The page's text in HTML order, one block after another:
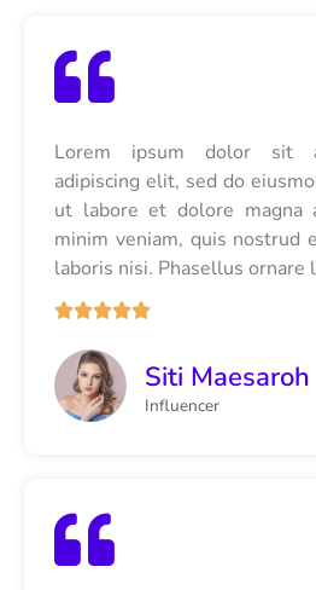
Lorem ipsum dolor sit
adipiscing elit, sed do
ut labore et dolore magna
minim veniam, quis nostrud
laboris nisi. Phasellus ornare

Siti Maesaroh
Influencer